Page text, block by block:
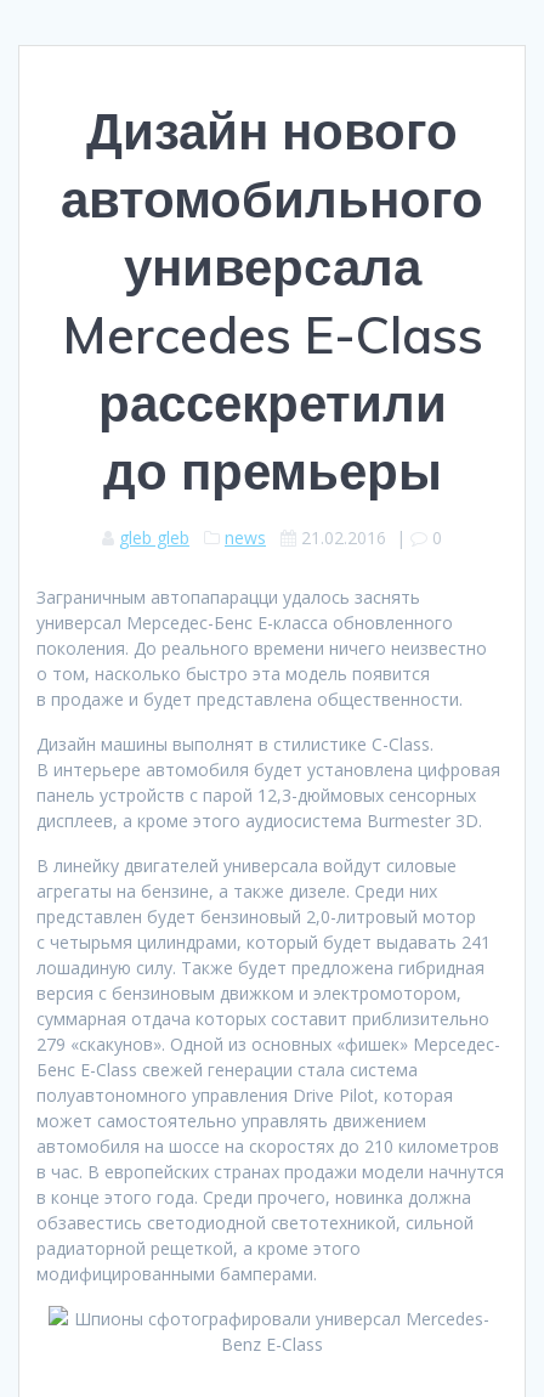
Дизайн нового
автомобильного
универсала
Mercedes E-Class
рассекретили
до премьеры
gleb gleb news 21.02.2016 | 0
Заграничным автопапарацци удалось заснять
универсал Мерседес-Бенс E-класса обновленного
поколения. До реального времени ничего неизвестно
о том, насколько быстро эта модель появится
в продаже и будет представлена общественности.
Дизайн машины выполнят в стилистике C-Class.
В интерьере автомобиля будет установлена цифровая
панель устройств с парой 12,3-дюймовых сенсорных
дисплеев, а кроме этого аудиосистема Burmester 3D.
В линейку двигателей универсала войдут силовые
агрегаты на бензине, а также дизеле. Среди них
представлен будет бензиновый 2,0-литровый мотор
с четырьмя цилиндрами, который будет выдавать 241
лошадиную силу. Также будет предложена гибридная
версия с бензиновым движком и электромотором,
суммарная отдача которых составит приблизительно
279 «скакунов». Одной из основных «фишек» Мерседес-
Бенс E-Class свежей генерации стала система
полуавтономного управления Drive Pilot, которая
может самостоятельно управлять движением
автомобиля на шоссе на скоростях до 210 километров
в час. В европейских странах продажи модели начнутся
в конце этого года. Среди прочего, новинка должна
обзавестись светодиодной светотехникой, сильной
радиаторной рещеткой, а кроме этого
модифицированными бамперами.